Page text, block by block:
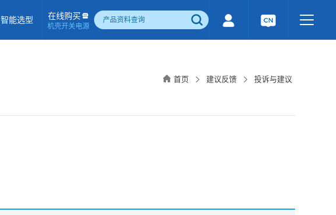
智能选型 在线购买
机壳开关电源
首页 建议反馈 投诉与建议